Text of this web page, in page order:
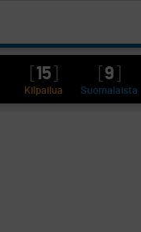
15 9
Kilpailua Suomalaista